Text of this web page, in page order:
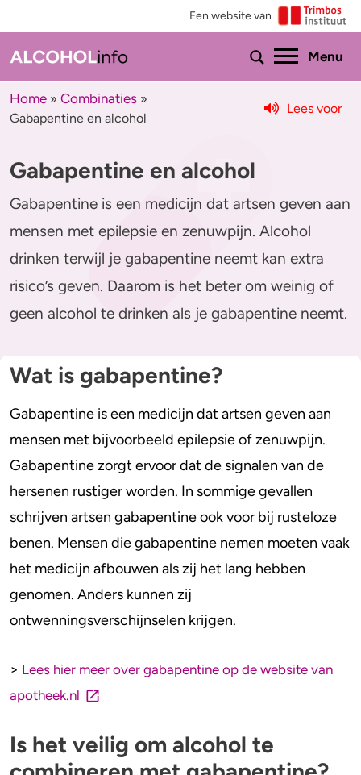
Een website van
Menu
Menu
Feiten & tips
Effecten en risico’s
Minder drinken of stoppen?
Bezorgd om iemand
Hulp
Gezondheid
Verslaving
Verkeer
Wet
Alcohol en medicijnen
Test je drinkgedrag
Test je kennis
Uitgebreide drinktest
Wat drink jij?
Promillage calculator
Alcohol en opvoeden
Feiten en Fabels
Home » Combinaties »
Gabapentine en alcohol
Lees voor
Gabapentine en alcohol
Gabapentine is een medicijn dat artsen geven aan
mensen met epilepsie en zenuwpijn. Alcohol
drinken terwijl je gabapentine neemt kan extra
risico’s geven. Daarom is het beter om weinig of
geen alcohol te drinken als je gabapentine neemt.
Wat is gabapentine?
Gabapentine is een medicijn dat artsen geven aan
mensen met bijvoorbeeld epilepsie of zenuwpijn.
Gabapentine zorgt ervoor dat de signalen van de
hersenen rustiger worden. In sommige gevallen
schrijven artsen gabapentine ook voor bij rusteloze
benen. Mensen die gabapentine nemen moeten vaak
het medicijn afbouwen als zij het lang hebben
genomen. Anders kunnen zij
ontwenningsverschijnselen krijgen.
> Lees hier meer over gabapentine op de website van
apotheek.nl
Is het veilig om alcohol te